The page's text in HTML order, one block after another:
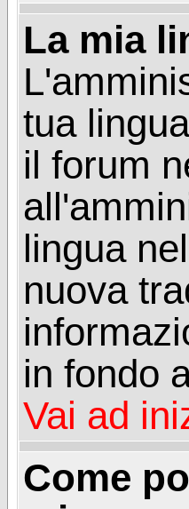
La mia
tua
il forum
lingua
nuova
in fondo
Vai ad
Come